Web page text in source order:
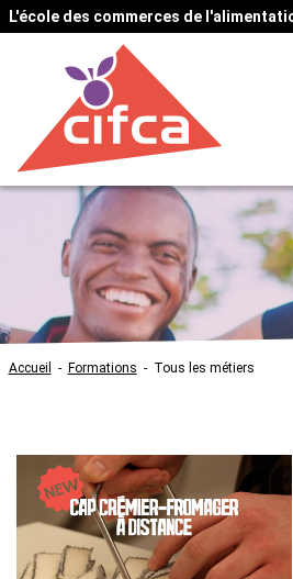
L'école des commerces de
Accueil - Formations - Tous les métiers